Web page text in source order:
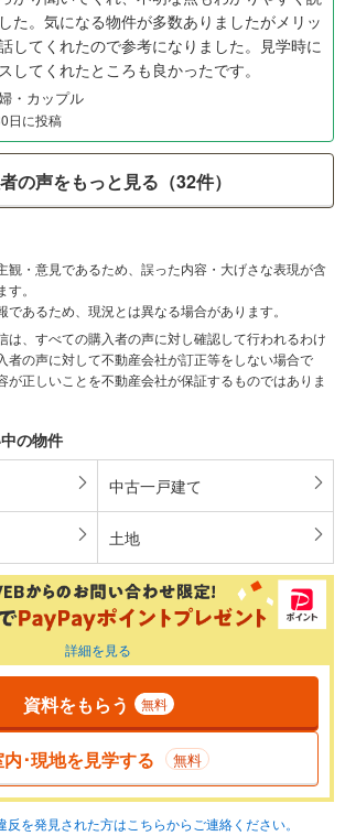
た。気になる物件が多数ありましたがメリッ
してくれたので参考になりました。見学時に
してくれたところも良かったです。
・カップル
日に投稿
の声をもっと見る（32件）
観・意見であるため、誤った内容・大げさな表現が含
。
であるため、現況とは異なる場合があります。
は、すべての購入者の声に対し確認して行われるわけ
者の声に対して不動産会社が訂正等をしない場合で
が正しいことを不動産会社が保証するものではありま
の物件
中古一戸建て
土地
詳細を見る
資料をもらう 無料
･現地を見学する 無料
を発見された方はこちらからご連絡ください。